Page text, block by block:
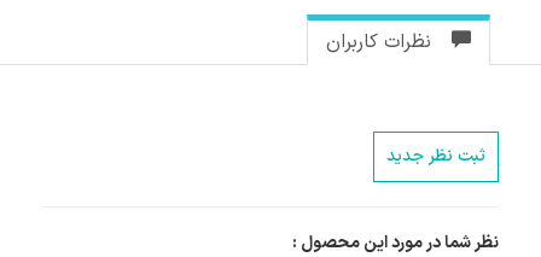
نظرات کاربران
ثبت نظر جدید
نظر شما در مورد این محصول :